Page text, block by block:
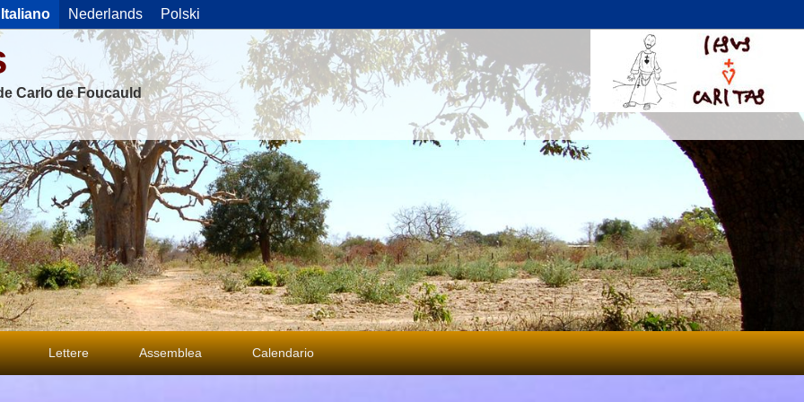
Italiano Nederlands Polski
Carlo de Foucauld
Lettere Assemblea Calendario